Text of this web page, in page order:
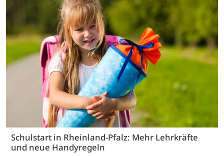
Schulstart in Rheinland-Pfalz: Mehr Lehrkräfte
und neue Handyregeln